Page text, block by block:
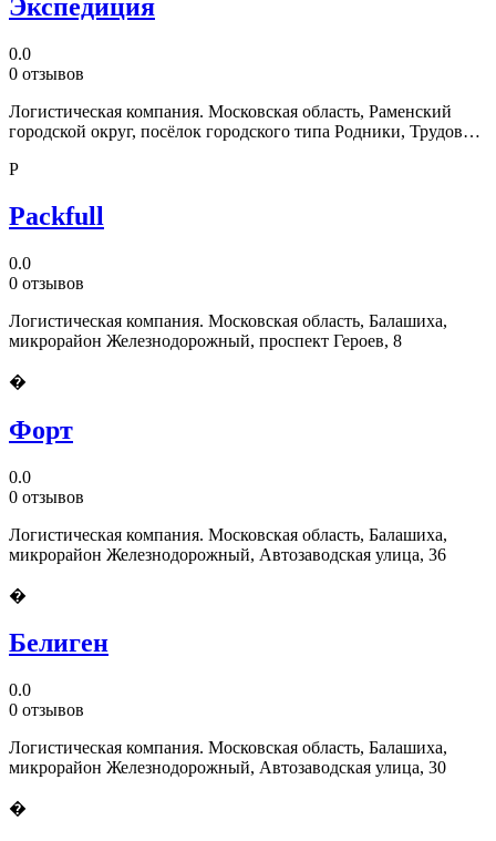
Экспедиция
0.0
0 отзывов
Логистическая компания. Московская область, Раменский
городской округ, посёлок городского типа Родники, Трудовая
P
Packfull
0.0
0 отзывов
Логистическая компания. Московская область, Балашиха,
микрорайон Железнодорожный, проспект Героев, 8
�
Форт
0.0
0 отзывов
Логистическая компания. Московская область, Балашиха,
микрорайон Железнодорожный, Автозаводская улица, 36
�
Белиген
0.0
0 отзывов
Логистическая компания. Московская область, Балашиха,
микрорайон Железнодорожный, Автозаводская улица, 30
�